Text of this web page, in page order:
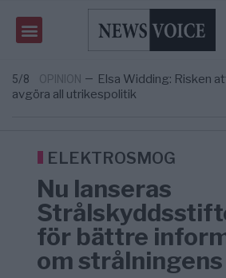
3/8 AFRIKA
Massiv anstormning till
om amerikansk påverkan
UNITED STATES
Tucker Carlson:
5/8 OPINION — Elsa Widding: Risken
avgöra all utrikespolitik
geografiskt apartheidsystem
om amerikansk påverkan
UNITED STATES — Tucker Carlson:
America” – Finally
ELEKTROSMOG
Nu lanseras
för bättre
om